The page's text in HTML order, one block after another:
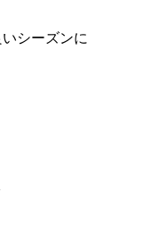
シーズンに